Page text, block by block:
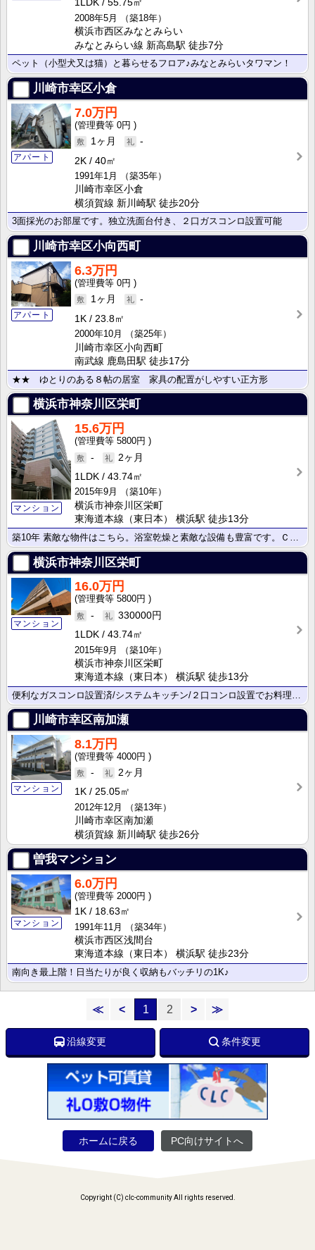
1LDK
55.75㎡
2008年5月
（築18年）
横浜市西区みなとみらい
みなとみらい線 新高島駅 徒歩7分
ペット（小型犬又は猫）と暮らせるフロア♪みなとみらいタワマン！
川崎市幸区小倉
アパート
7.0万円
0円
1ヶ月
-
2K
40㎡
1991年1月
（築35年）
川崎市幸区小倉
横須賀線 新川崎駅 徒歩20分
3面採光のお部屋です。独立洗面台付き、２口ガスコンロ設置可能
川崎市幸区小向西町
アパート
6.3万円
0円
1ヶ月
-
1K
23.8㎡
2000年10月
（築25年）
川崎市幸区小向西町
南武線 鹿島田駅 徒歩17分
★★ ゆとりのある８帖の居室 家具の配置がしやすい正方形
横浜市神奈川区栄町
マンション
15.6万円
5800円
-
2ヶ月
1LDK
43.74㎡
2015年9月
（築10年）
横浜市神奈川区栄町
東海道本線（東日本） 横浜駅 徒歩13分
横浜市神奈川区栄町
マンション
16.0万円
5800円
-
330000円
1LDK
43.74㎡
2015年9月
（築10年）
横浜市神奈川区栄町
東海道本線（東日本） 横浜駅 徒歩13分
川崎市幸区南加瀬
マンション
8.1万円
4000円
-
2ヶ月
1K
25.05㎡
2012年12月
（築13年）
川崎市幸区南加瀬
横須賀線 新川崎駅 徒歩26分
曽我マンション
マンション
6.0万円
2000円
1K
18.63㎡
1991年11月
（築34年）
横浜市西区浅間台
東海道本線（東日本） 横浜駅 徒歩23分
南向き最上階！日当たりが良く収納もバッチリの1K♪
≪ < 1 2 > ≫
沿線変更 条件変更
ホームに戻る PC向けサイトへ
Copyright (C) clc-community All rights reserved.